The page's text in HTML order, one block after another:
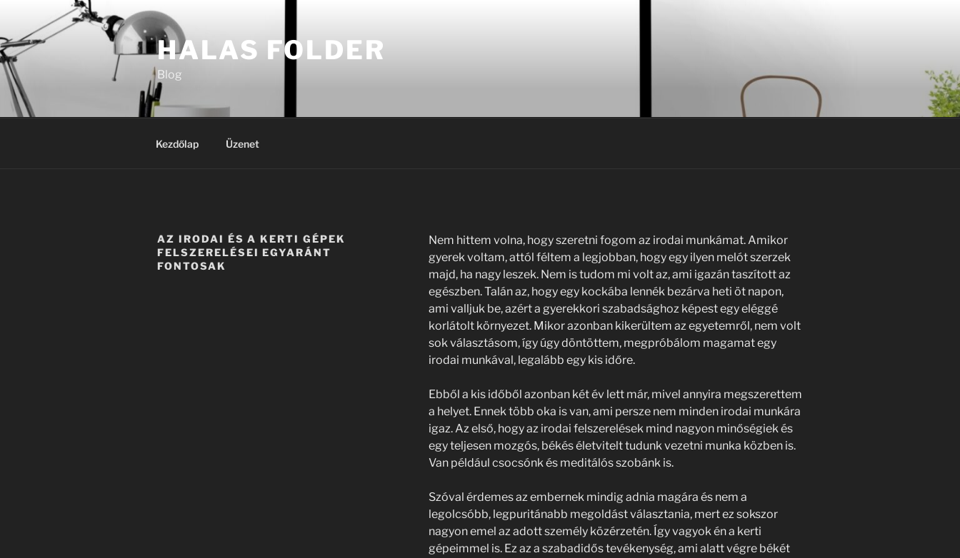
HALAS FOLDER
Blog
Kezdőlap Üzenet
AZ IRODAI ÉS A KERTI GÉPEK
FELSZERELÉSEI EGYARÁNT
FONTOSAK
Nem hittem volna, hogy szeretni fogom az irodai munkámat. Amikor
gyerek voltam, attól féltem a legjobban, hogy egy ilyen melót szerzek
majd, ha nagy leszek. Nem is tudom mi volt az, ami igazán taszított az
egészben. Talán az, hogy egy kockába lennék bezárva heti öt napon,
ami valljuk be, azért a gyerekkori szabadsághoz képest egy eléggé
korlátolt környezet. Mikor azonban kikerültem az egyetemről, nem volt
sok választásom, így úgy döntöttem, megpróbálom magamat egy
irodai munkával, legalább egy kis időre.
Ebből a kis időből azonban két év lett már, mivel annyira megszerettem
a helyet. Ennek több oka is van, ami persze nem minden irodai munkára
igaz. Az első, hogy az irodai felszerelések mind nagyon minőségiek és
egy teljesen mozgós, békés életvitelt tudunk vezetni munka közben is.
Van például csocsónk és meditálós szobánk is.
Szóval érdemes az embernek mindig adnia magára és nem a
legolcsóbb, legpuritánabb megoldást választania, mert ez sokszor
nagyon emel az adott személy közérzetén. Így vagyok én a kerti
gépeimmel is. Ez az a szabadidős tevékenység, ami alatt végre békét